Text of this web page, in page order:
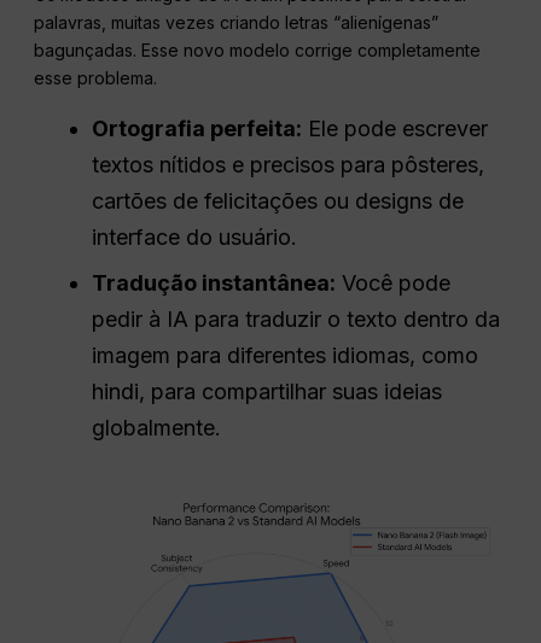
palavras, muitas vezes criando letras “alienígenas”
bagunçadas. Esse novo modelo corrige completamente
esse problema.
Ortografia perfeita: Ele pode escrever
textos nítidos e precisos para pôsteres,
cartões de felicitações ou designs de
interface do usuário.
Tradução instantânea: Você pode
pedir à IA para traduzir o texto dentro da
imagem para diferentes idiomas, como
hindi, para compartilhar suas ideias
globalmente.